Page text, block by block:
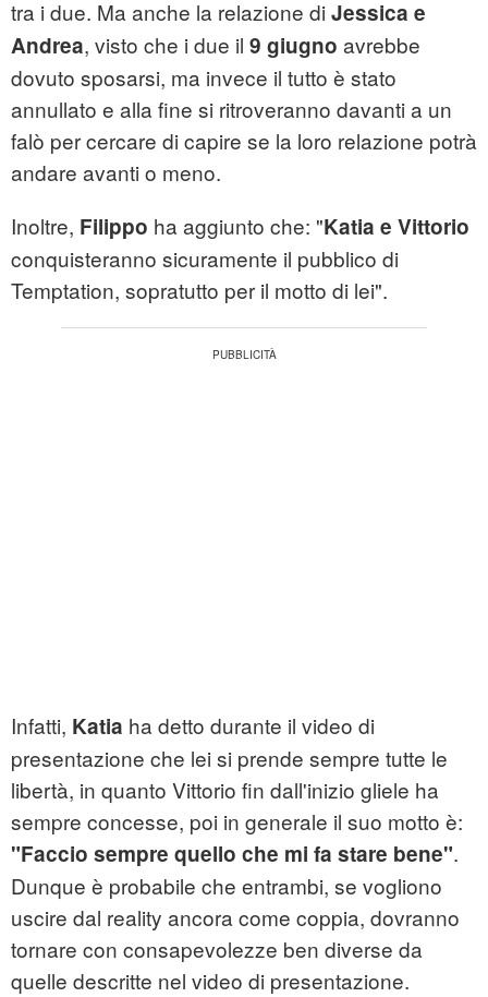
tra i due. Ma anche la relazione di Jessica e
Andrea, visto che i due il 9 giugno avrebbe
dovuto sposarsi, ma invece il tutto è stato
annullato e alla fine si ritroveranno davanti a un
falò per cercare di capire se la loro relazione potrà
andare avanti o meno.
Inoltre, Filippo ha aggiunto che: "Katia e Vittorio
conquisteranno sicuramente il pubblico di
Temptation, sopratutto per il motto di lei".
Infatti, Katia ha detto durante il video di
presentazione che lei si prende sempre tutte le
libertà, in quanto Vittorio fin dall'inizio gliele ha
sempre concesse, poi in generale il suo motto è:
"Faccio sempre quello che mi fa stare bene".
Dunque è probabile che entrambi, se vogliono
uscire dal reality ancora come coppia, dovranno
tornare con consapevolezze ben diverse da
quelle descritte nel video di presentazione.